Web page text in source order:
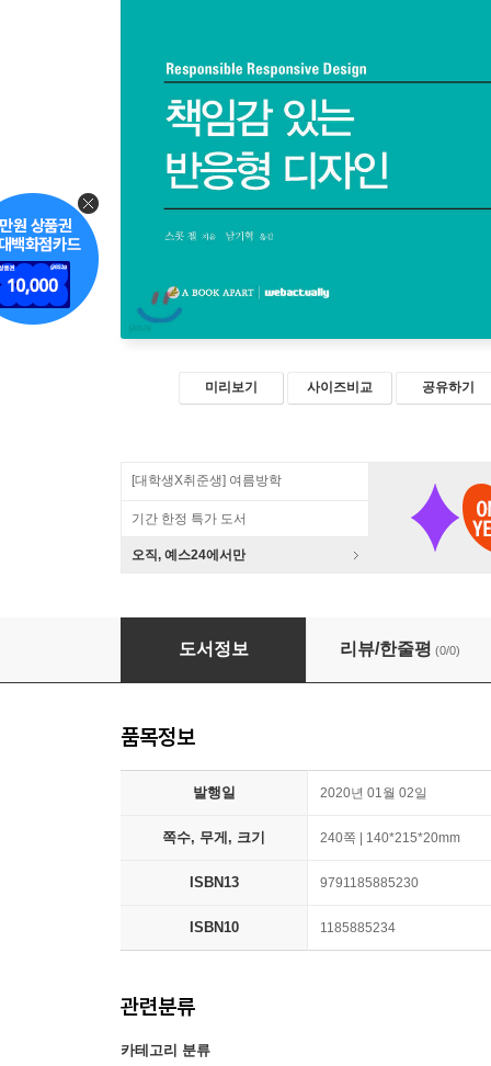
미리보기 사이즈비교 공유하기
[대학생X취준생] 여름방학
기간 한정 특가 도서
오직, 예스24에서만
책임감 있는 반응형 디자인
도서정보 리뷰/한줄평 (0/0)
품목정보
발행일 2020년 01월 02일
쪽수, 무게, 크기 240쪽 | 140*215*20mm
ISBN13 9791185885230
ISBN10 1185885234
관련분류
카테고리 분류